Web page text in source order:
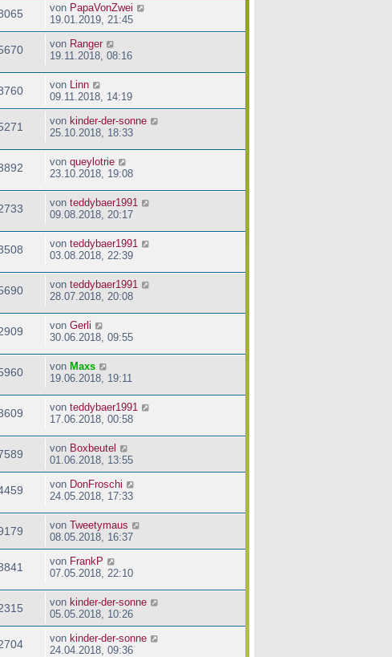
von PapaVonZwei
19.01.2019, 21:45
von Ranger
19.11.2018, 08:16
von
Linn
09.11.2018, 14:19
von kinder-der-sonne
25.10.2018, 18:33
von queylotrie
23.10.2018, 19:08
von teddybaer1991
09.08.2018, 20:17
von teddybaer1991
03.08.2018, 22:39
von teddybaer1991
28.07.2018, 20:08
von Gerli
30.06.2018, 09:55
von Maxs
19.06.2018, 19:11
von teddybaer1991
17.06.2018, 00:58
von Boxbeutel
01.06.2018, 13:55
von DonFroschi
24.05.2018, 17:33
von Tweetymaus
08.05.2018, 16:37
von FrankP
07.05.2018, 22:10
von kinder-der-sonne
05.05.2018, 10:26
von kinder-der-sonne
24.04.2018, 09:36